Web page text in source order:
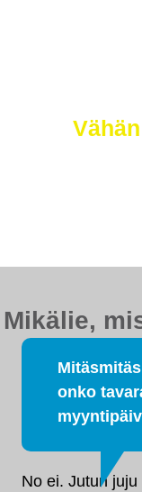
Mikälie,
onko
No ei. Jutun